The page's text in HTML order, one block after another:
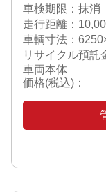
車検期限：抹消
走行距離：
車輌寸法：
リサイクル預託
車両本体
価格(税込)：